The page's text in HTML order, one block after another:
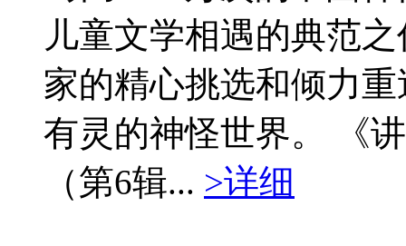
儿童文学相遇的典范
家的精心挑选和倾力
有灵的神怪世界。 《
（第6辑... >详细